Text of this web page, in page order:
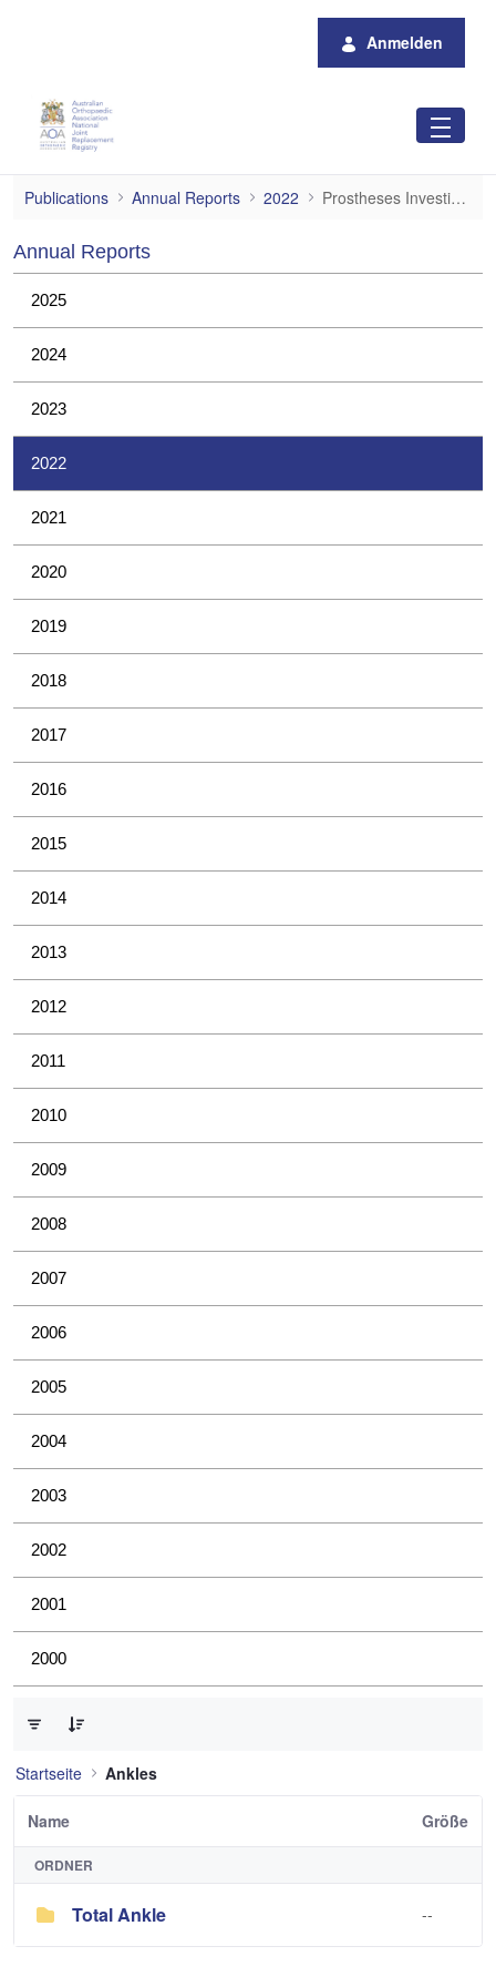
Anmelden
Prostheses Investigations
Publications Annual Reports 2022 Prostheses Investigations
Annual Reports
2025
2024
2023
2022
2021
2020
2019
2018
2017
2016
2015
2014
2013
2012
2011
2010
2009
2008
2007
2006
2005
2004
2003
2002
2001
2000
Startseite Ankles
Name Größe
ORDNER
Total Ankle --